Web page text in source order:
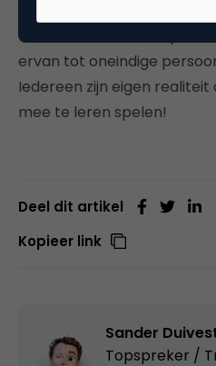
ervaringen die onze
voor realiteit – en de
ervan tot oneindige
Iedereen zijn eigen realiteit
mee te leren spelen!
Deel dit artikel
Kopieer link
Sander
Topspreker /